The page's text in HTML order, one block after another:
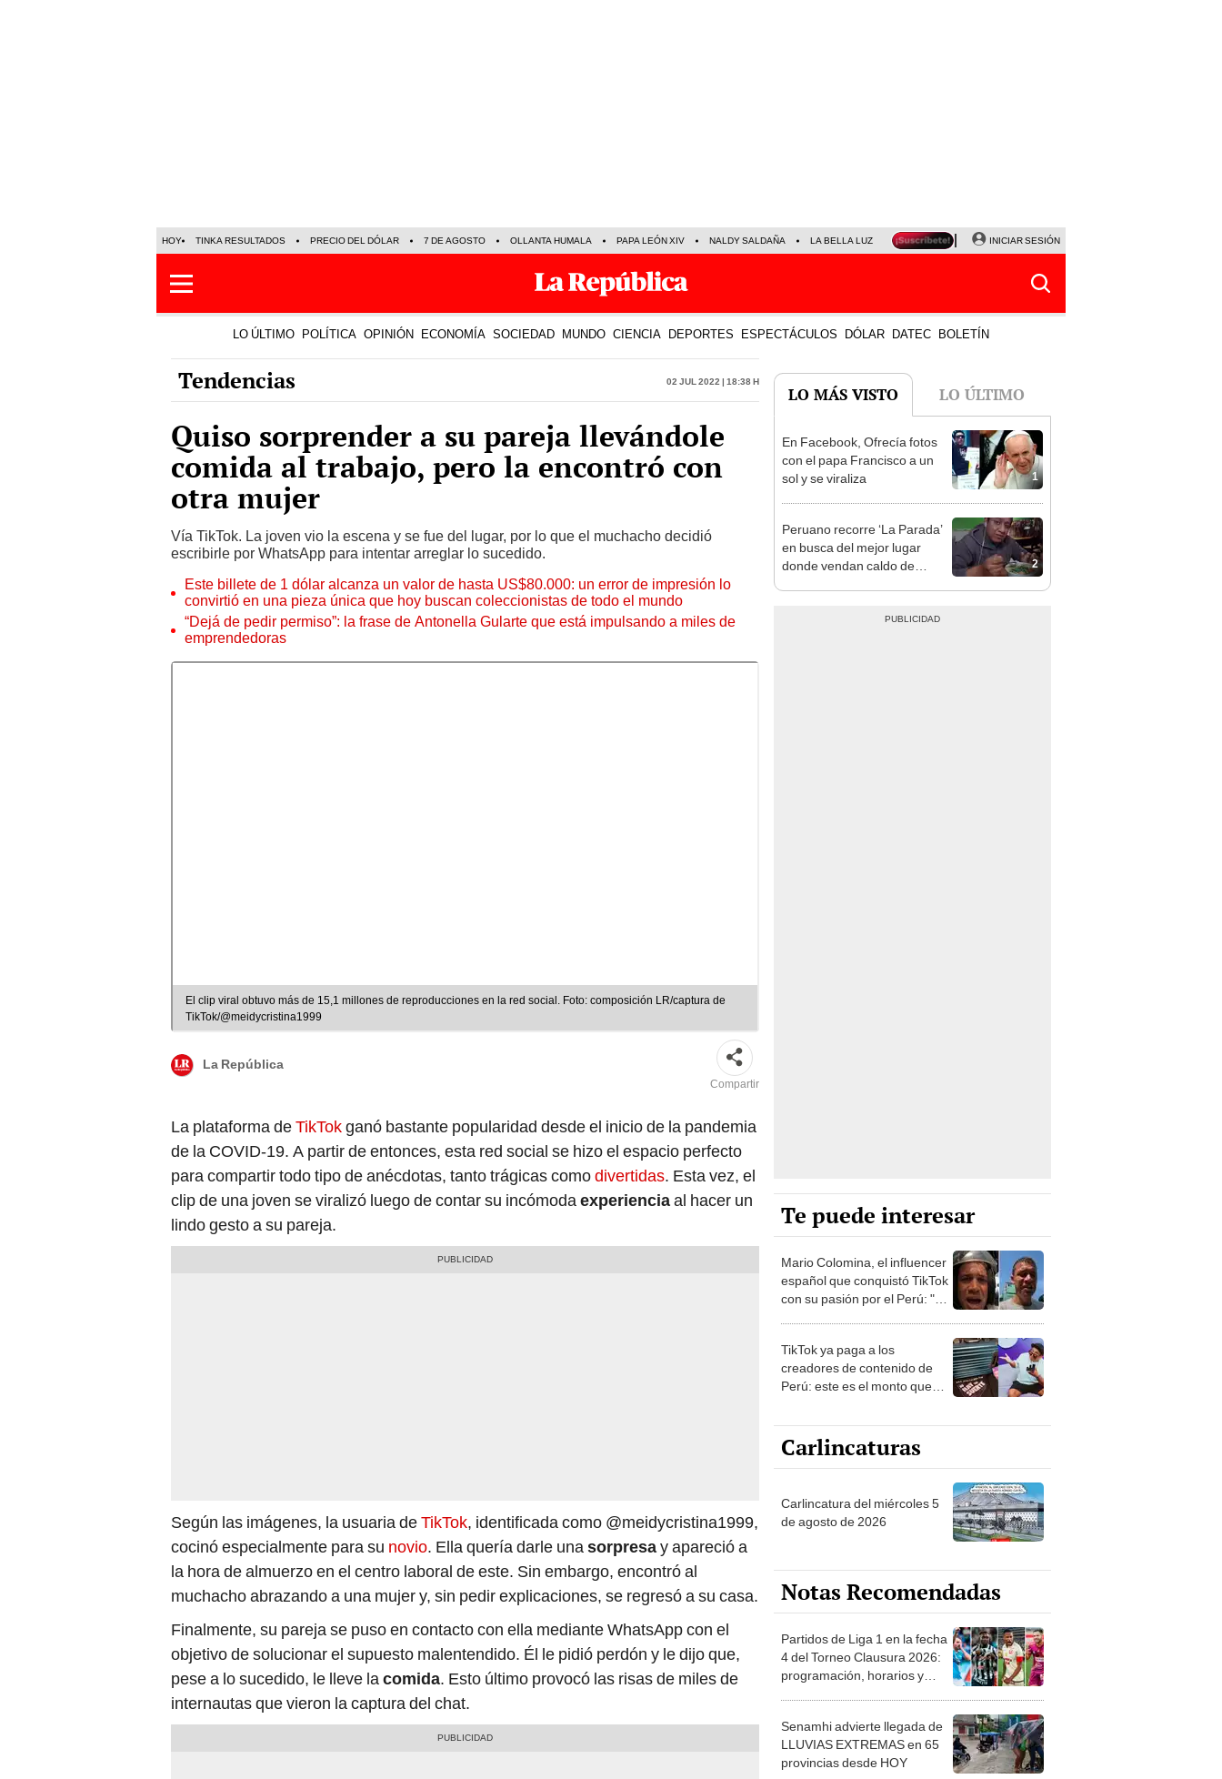
HOY TINKA RESULTADOS PRECIO DEL DÓLAR 7 DE AGOSTO OLLANTA HUMALA PAPA LEÓN XIV NALDY SALDAÑA LA BELLA LUZ MAGALY MEDINA SINUANO RESULTADOS HOY
INICIAR SESIÓN
LO ÚLTIMO POLÍTICA OPINIÓN ECONOMÍA SOCIEDAD MUNDO CIENCIA DEPORTES ESPECTÁCULOS DÓLAR DATEC BOLETÍN
Tendencias 02 Jul 2022 | 18:38 h
Quiso sorprender a su pareja llevándole
comida al trabajo, pero la encontró con
otra mujer
Vía TikTok. La joven vio la escena y se fue del lugar, por lo que el muchacho decidió
escribirle por WhatsApp para intentar arreglar lo sucedido.
Este billete de 1 dólar alcanza un valor de hasta US$80.000: un error de impresión lo
convirtió en una pieza única que hoy buscan coleccionistas de todo el mundo
“Dejá de pedir permiso”: la frase de Antonella Gularte que está impulsando a miles de
emprendedoras
El clip viral obtuvo más de 15,1 millones de reproducciones en la red social. Foto: composición LR/captura de
TikTok/@meidycristina1999
La República
Compartir
La plataforma deTikTokganó bastante popularidad desde el inicio de la pandemia
de la COVID-19. A partir de entonces, esta red social se hizo el espacio perfecto
para compartir todo tipo de anécdotas, tanto trágicas comodivertidas. Esta vez, el
clip de una joven se viralizó luego de contar su incómoda experienciaal hacer un
lindo gesto a su pareja.
Según las imágenes, la usuaria deTikTok, identificada como @meidycristina1999,
cocinó especialmente para su novio. Ella quería darle una sorpresay apareció a
la hora de almuerzo en el centro laboral de este. Sin embargo, encontró al
muchacho abrazando a una mujer y, sin pedir explicaciones, se regresó a su casa.
Finalmente, su pareja se puso en contacto con ella mediante WhatsApp con el
objetivo de solucionar el supuesto malentendido. Él le pidió perdón y le dijo que,
pese a lo sucedido, le lleve la comida. Esto último provocó las risas de miles de
internautas que vieron la captura del chat.
LO MÁS VISTO LO ÚLTIMO
1
En Facebook, Ofrecía fotos
con el papa Francisco a un
sol y se viraliza
2
Peruano recorre ‘La Parada’
en busca del mejor lugar
donde vendan caldo de
Te puede interesar
Mario Colomina, el influencer
español que conquistó TikTok
con su pasión por el Perú: "Mi
TikTok ya paga a los
creadores de contenido de
Perú: este es el monto que
1.000 vistas
Carlincaturas
Carlincatura del miércoles 5
de agosto de 2026
Notas Recomendadas
Partidos de Liga 1 en la fecha
4 del Torneo Clausura 2026:
programación, horarios y
Senamhi advierte llegada de
LLUVIAS EXTREMAS en 65
provincias desde HOY